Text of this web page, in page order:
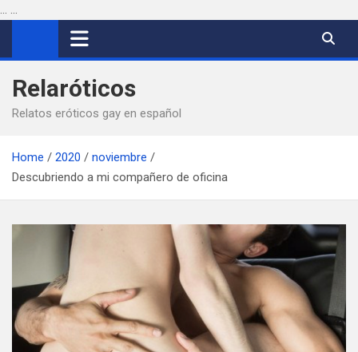
... ...
Relaróticos
Relatos eróticos gay en español
Home 2020
noviembre
Descubriendo a mi compañero de oficina